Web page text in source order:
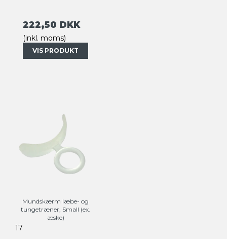
222,50 DKK
(inkl. moms)
VIS PRODUKT
Mundskærm læbe- og
tungetræner, Small (ex.
æske)
17